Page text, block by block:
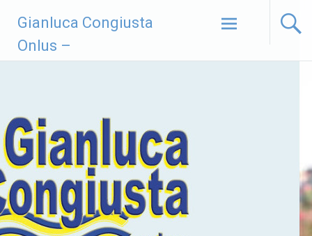
contenuto
Gianluca Congiusta
Onlus –